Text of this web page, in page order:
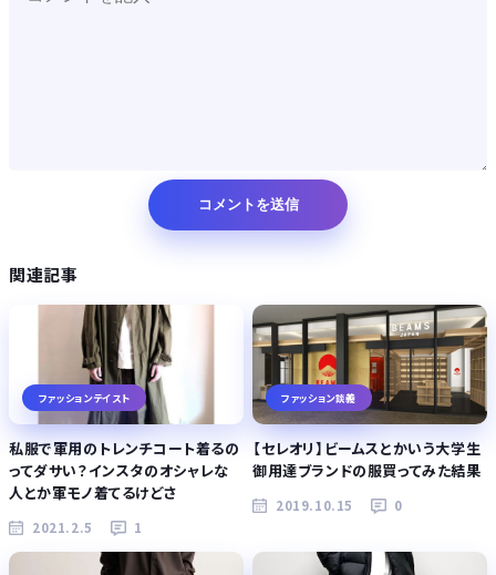
関連記事
ファッションテイスト
私服で軍用のトレンチコート着るの
ってダサい？インスタのオシャレな
人とか軍モノ着てるけどさ
2021.2.5 1
ファッション談義
【セレオリ】ビームスとかいう大学生
御用達ブランドの服買ってみた結果
2019.10.15 0